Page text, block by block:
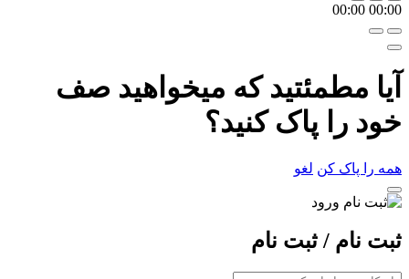
00:00
00:00
آیا مطمئتید که میخواهید صف
خود را پاک کنید؟
همه را پاک کن لغو
ثبت نام / ثبت نام